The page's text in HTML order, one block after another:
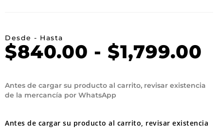
Desde - Hasta
$840.00 - $1,799.00
Antes de cargar su producto al carrito, revisar existencia
de la mercancía por WhatsApp
Antes de cargar su producto al carrito, revisar existencia